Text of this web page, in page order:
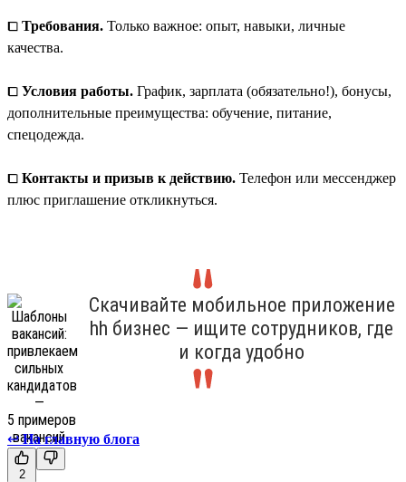
⧠ Требования. Только важное: опыт, навыки, личные
качества.
⧠ Условия работы. График, зарплата (обязательно!), бонусы,
дополнительные преимущества: обучение, питание,
спецодежда.
⧠ Контакты и призыв к действию. Телефон или мессенджер
плюс приглашение откликнуться.
Скачивайте мобильное приложение
hh бизнес — ищите сотрудников, где
и когда удобно
↩На главную блога
2